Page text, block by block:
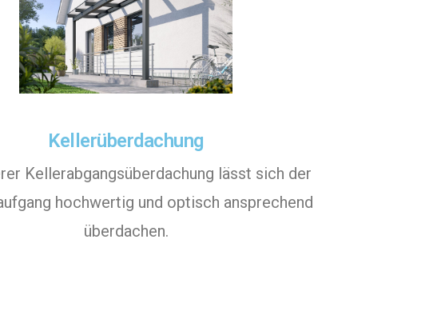
Kellerüberdachung
Kellerabgangsüberdachung lässt sich der
hochwertig und optisch ansprechend
überdachen.